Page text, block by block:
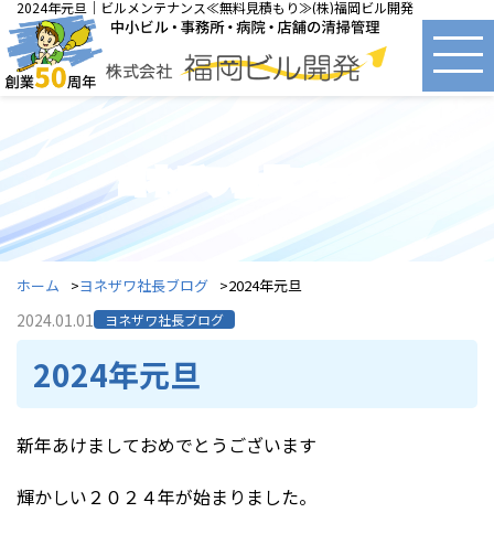
2024年元旦｜ビルメンテナンス≪無料見積もり≫(株)福岡ビル開発
ヨネザワ社長ブログ
ホーム ヨネザワ社長ブログ 2024年元旦
2024.01.01 ヨネザワ社長ブログ
2024年元旦
新年あけましておめでとうございます
輝かしい２０２４年が始まりました。